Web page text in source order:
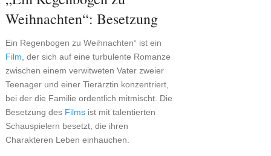
Weihnachten“: Besetzung
Ein Regenbogen zu Weihnachten“ ist ein
Film, der sich auf eine turbulente Romanze
zwischen einem verwitweten Vater zweier
Teenager und einer Tierärztin konzentriert,
bei der die Familie ordentlich mitmischt. Die
Besetzung des Filmsist mit talentierten
Schauspielern besetzt, die ihren
Charakteren Leben einhauchen.